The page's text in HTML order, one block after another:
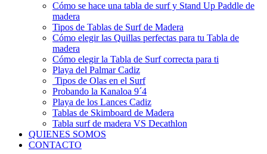
Cómo se hace una tabla de surf y Stand Up Paddle de
madera
Tipos de Tablas de Surf de Madera
Cómo elegir las Quillas perfectas para tu Tabla de
madera
Cómo elegir la Tabla de Surf correcta para ti
Playa del Palmar Cadiz
Tipos de Olas en el Surf
Probando la Kanaloa 9´4
Playa de los Lances Cadiz
Tablas de Skimboard de Madera
Tabla surf de madera VS Decathlon
QUIENES SOMOS
CONTACTO